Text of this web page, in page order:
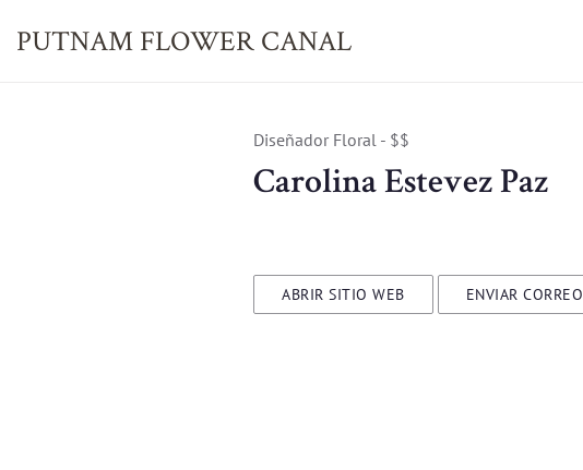
PUTNAM FLOWER CANAL
Diseñador Floral - $$
Carolina Estevez Paz
ABRIR SITIO WEB ENVIAR CORREO